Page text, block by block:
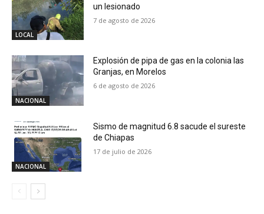
LOCAL
un lesionado
7 de agosto de 2026
NACIONAL
Explosión de pipa de gas en la colonia las
Granjas, en Morelos
6 de agosto de 2026
NACIONAL
Sismo de magnitud 6.8 sacude el sureste
de Chiapas
17 de julio de 2026